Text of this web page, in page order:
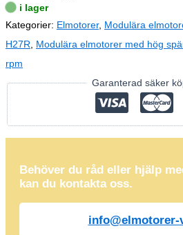
i lager
Kategorier: Elmotorer, Modulära
H27R
Modulära elmotorer med hög
rpm
Garanterad säker
Behöver du råd eller hjälp
kan du kontakta oss.
info@elmotorer-